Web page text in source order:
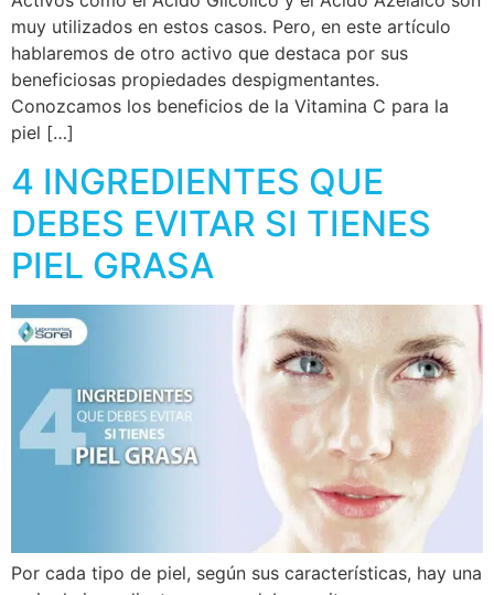
muy utilizados en estos casos. Pero, en este artículo
hablaremos de otro activo que destaca por sus
beneficiosas propiedades despigmentantes.
Conozcamos los beneficios de la Vitamina C para la
piel […]
4 INGREDIENTES QUE
DEBES EVITAR SI TIENES
PIEL GRASA
Por cada tipo de piel, según sus características, hay una